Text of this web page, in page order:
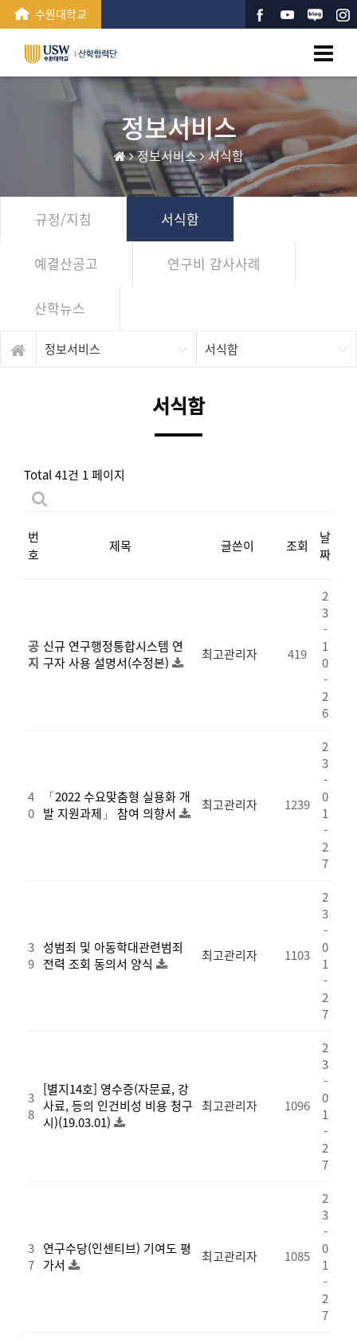
수원대학교
정보서비스
정보서비스 서식함
규정/지침 서식함
예결산공고 연구비 감사사례
산학뉴스
정보서비스 서식함
서식함
Total 41건 1 페이지
번
호
제목 글쓴이 조회
날
짜
공
지
신규 연구행정통합시스템 연
구자 사용 설명서(수정본)
최고관리자 419
2
3
-
1
0
-
2
6
4
0
「2022 수요맞춤형 실용화 개
발 지원과제」 참여 의향서
최고관리자 1239
2
3
-
0
1
-
2
7
3
9
성범죄 및 아동학대관련범죄
전력 조회 동의서 양식
최고관리자 1103
2
3
-
0
1
-
2
7
3
8
[별지14호] 영수증(자문료, 강
사료, 등의 인건비성 비용 청구
시)(19.03.01)
최고관리자 1096
2
3
-
0
1
-
2
7
3
7
연구수당(인센티브) 기여도 평
가서
최고관리자 1085
2
3
-
0
1
-
2
7